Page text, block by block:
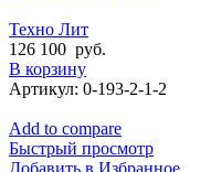
Техно Лит
126 100 руб.
В корзину
Артикул: 0-193-2-1-2
Add to compare
Быстрый просмотр